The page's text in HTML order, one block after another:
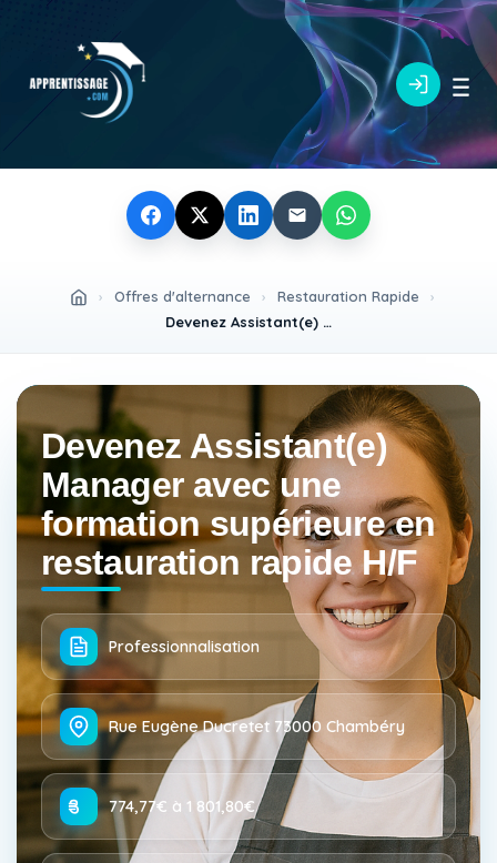
› Offres d'alternance › Restauration Rapide
›
Devenez Assistant(e) Manager avec une formation supérieure en restauration rapide H/F
Devenez Assistant(e)
Manager avec une
formation supérieure en
restauration rapide H/F
Professionnalisation
Rue Eugène Ducretet 73000 Chambéry
774,77€ à 1 801,80€